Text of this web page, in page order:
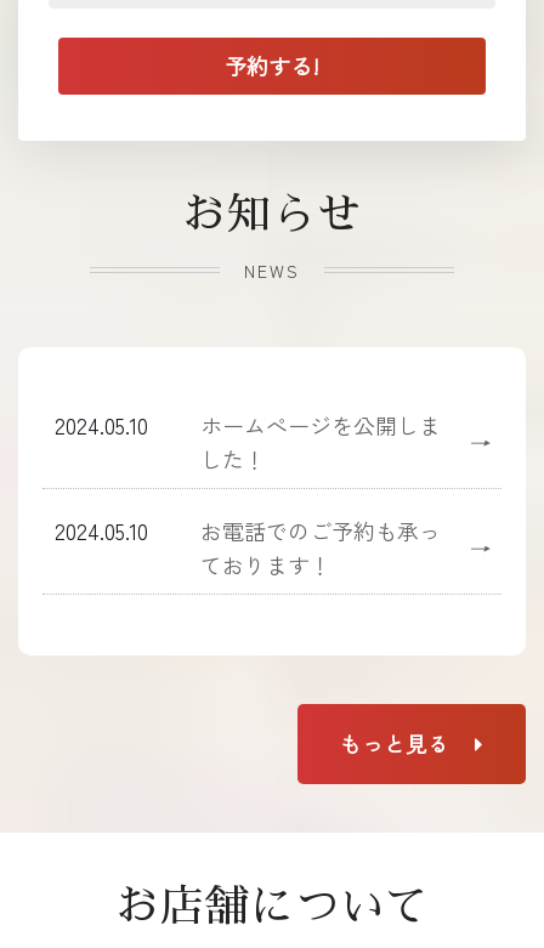
お知らせ
NEWS
2024.05.10
ホームぺージを公開しま
した！
→
2024.05.10
お電話でのご予約も承っ
ております！
→
もっと見る
お店舗について